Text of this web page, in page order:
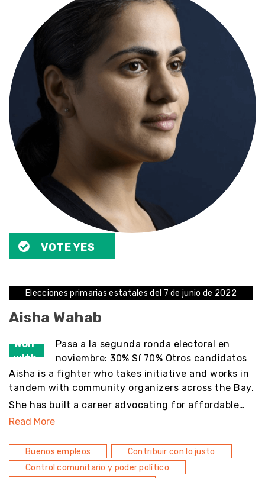
VOTE YES
Elecciones primarias estatales del 7 de junio de 2022
Aisha Wahab
Won
with
Pasa a la segunda ronda electoral en
noviembre: 30% Sí 70% Otros candidatos
Aisha is a fighter who takes initiative and works in
tandem with community organizers across the Bay.
She has built a career advocating for affordable…
Read More
Buenos empleos
Contribuir con lo justo
Control comunitario y poder político